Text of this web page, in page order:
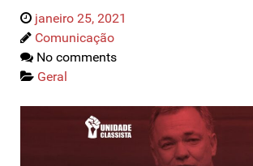
janeiro 25, 2021
Comunicação
No comments
Geral